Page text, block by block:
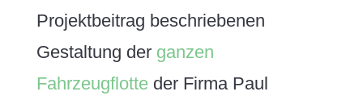
Projektbeitrag beschriebenen
Gestaltung der ganzen
Fahrzeugflotteder Firma Paul